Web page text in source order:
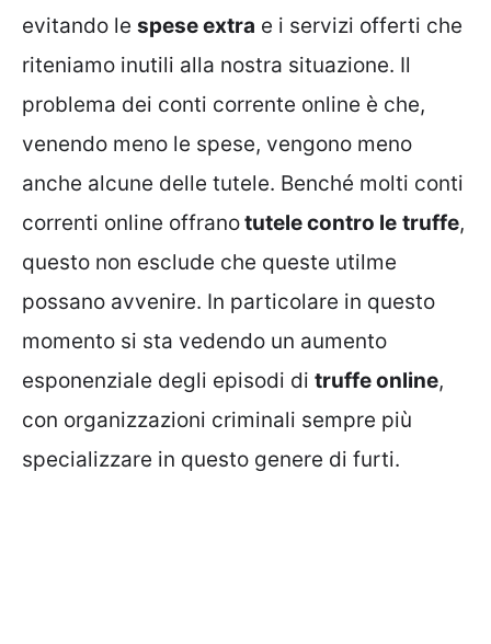
evitando le spese extra e i servizi offerti che
riteniamo inutili alla nostra situazione. Il
problema dei conti corrente online è che,
venendo meno le spese, vengono meno
anche alcune delle tutele. Benché molti conti
correnti online offranotutele contro le truffe,
questo non esclude che queste utilme
possano avvenire. In particolare in questo
momento si sta vedendo un aumento
esponenziale degli episodi di truffe online,
con organizzazioni criminali sempre più
specializzare in questo genere di furti.